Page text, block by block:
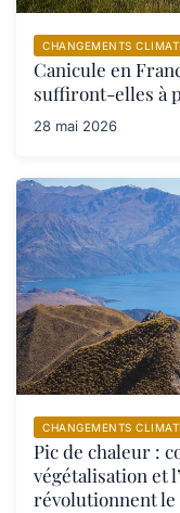
CHANGEMENTS
Canicule en
suffiront-elles à
28 mai 2026
CHANGEMENTS
Pic de chaleur :
végétalisation et
révolutionnent